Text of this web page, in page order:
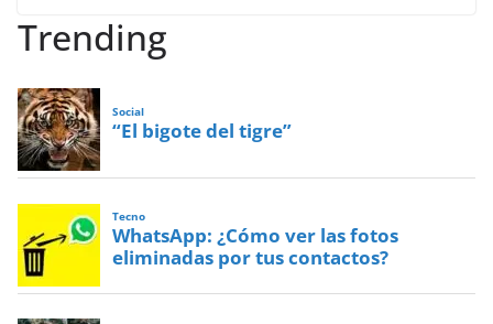
Trending
Social
“El bigote del tigre”
Tecno
WhatsApp: ¿Cómo ver las fotos
eliminadas por tus contactos?